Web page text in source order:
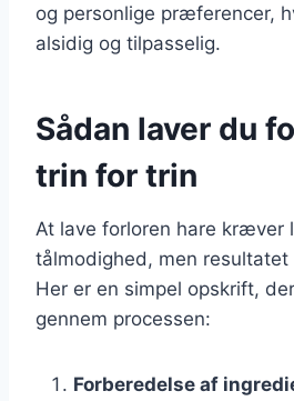
og personlige præferencer,
alsidig og tilpasselig.
Sådan laver du
trin for trin
At lave forloren hare kræver
tålmodighed, men
Her er en simpel opskrift,
gennem processen:
Forberedelse af